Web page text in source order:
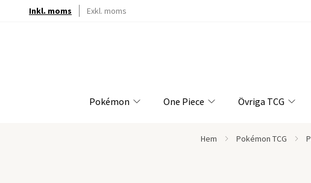
Inkl. moms Exkl. moms
Pokémon One Piece Övriga TCG
Hem Pokémon TCG